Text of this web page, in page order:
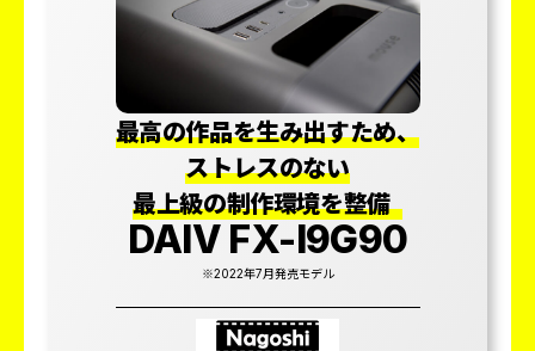
最高の作品を生み出すため、
ストレスのない
最上級の制作環境を整備
DAIV FX-I9G90
※2022年7月発売モデル